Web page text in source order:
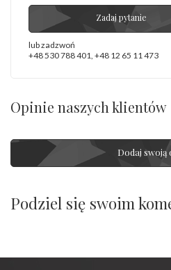
Zadaj pytanie
lub zadzwoń
+48 530 788 401 +48 12 65 11 473
Opinie naszych klientów
Dodaj swoją
Podziel się swoim